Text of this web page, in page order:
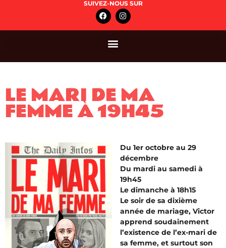
SUIVEZ-NOUS SUR
LE MARI DE MA
FEMME À 19H45
Du 1er octobre au 29
décembre
Du mardi au samedi à
19h45
Le dimanche à 18h15
Le soir de sa dixième
année de mariage, Victor
apprend soudainement
l’existence de l’ex-mari de
sa femme, et surtout son